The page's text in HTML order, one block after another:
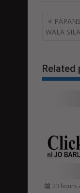
Post
WALA
Related
23 hours